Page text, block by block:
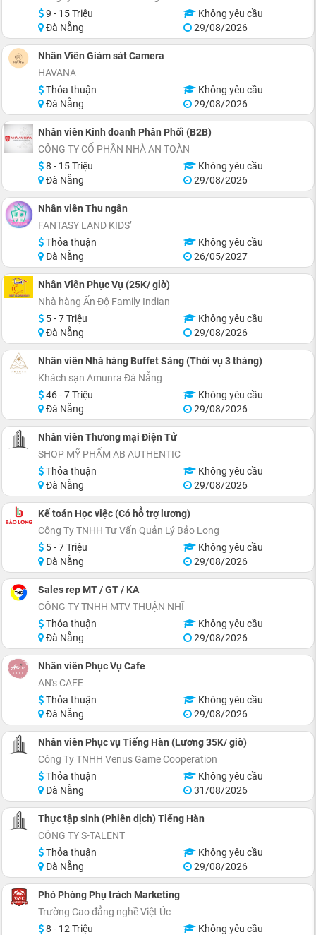
9 - 15 Triệu
Không yêu cầu
Đà Nẵng
29/08/2026
Nhân Viên Giám sát Camera
HAVANA
Thỏa thuận
Không yêu cầu
Đà Nẵng
29/08/2026
Nhân viên Kinh doanh Phân Phối (B2B)
CÔNG TY CỔ PHẦN NHÀ AN TOÀN
8 - 15 Triệu
Không yêu cầu
Đà Nẵng
29/08/2026
Nhân viên Thu ngân
FANTASY LAND KIDS’
Thỏa thuận
Không yêu cầu
Đà Nẵng
26/05/2027
Nhân Viên Phục Vụ (25K/ giờ)
Nhà hàng Ấn Độ Family Indian
5 - 7 Triệu
Không yêu cầu
Đà Nẵng
29/08/2026
Nhân viên Nhà hàng Buffet Sáng (Thời vụ 3 tháng)
Khách sạn Amunra Đà Nẵng
46 - 7 Triệu
Không yêu cầu
Đà Nẵng
29/08/2026
Nhân viên Thương mại Điện Tử
SHOP MỸ PHẨM AB AUTHENTIC
Thỏa thuận
Không yêu cầu
Đà Nẵng
29/08/2026
Kế toán Học việc (Có hỗ trợ lương)
Công Ty TNHH Tư Vấn Quản Lý Bảo Long
5 - 7 Triệu
Không yêu cầu
Đà Nẵng
29/08/2026
Sales rep MT / GT / KA
CÔNG TY TNHH MTV THUẬN NHĨ
Thỏa thuận
Không yêu cầu
Đà Nẵng
29/08/2026
Nhân viên Phục Vụ Cafe
AN's CAFE
Thỏa thuận
Không yêu cầu
Đà Nẵng
29/08/2026
Nhân viên Phục vụ Tiếng Hàn (Lương 35K/ giờ)
Công Ty TNHH Venus Game Cooperation
Thỏa thuận
Không yêu cầu
Đà Nẵng
31/08/2026
Thực tập sinh (Phiên dịch) Tiếng Hàn
CÔNG TY S-TALENT
Thỏa thuận
Không yêu cầu
Đà Nẵng
29/08/2026
Phó Phòng Phụ trách Marketing
Trường Cao đẳng nghề Việt Úc
8 - 12 Triệu
Không yêu cầu